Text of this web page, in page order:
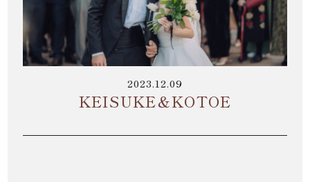
2023.12.09
KEISUKE＆KOTOE